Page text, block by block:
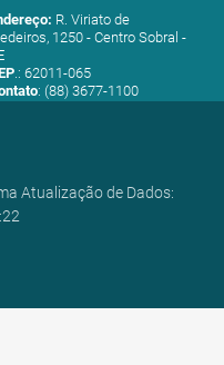
R. Viriato de
1250 - Centro Sobral -
.: 62011-065
: (88) 3677-1100
Atualização de Dados: